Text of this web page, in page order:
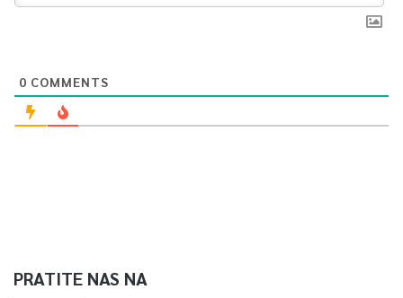
0 COMMENTS
PRATITE NAS NA